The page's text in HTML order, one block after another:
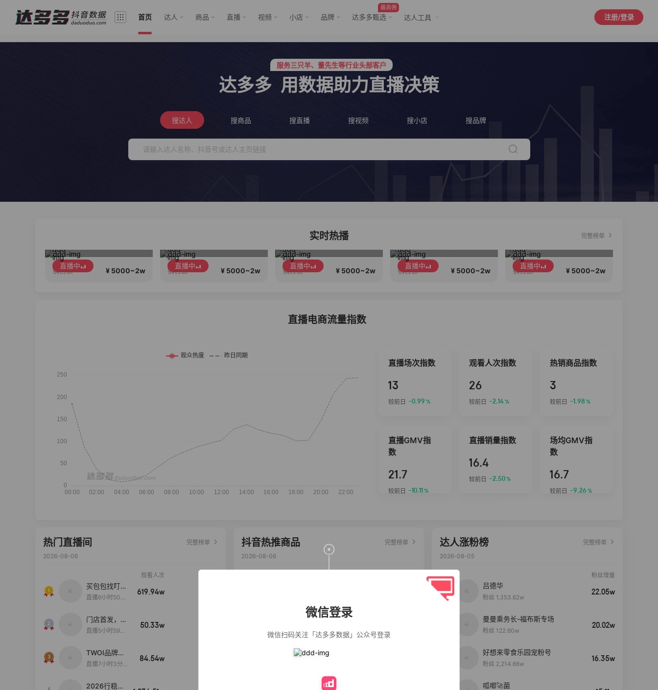
首页 达人 商品 直播 视频 小店 品牌
最高佣
达多多甄选 达人工具 注册/登录
微信登录
微信扫码关注「达多多数据」公众号登录
服务三只羊、董先生等行业头部客户
行业价格屠夫，年卡会员低至798/年
行业价格屠夫，年卡会员低至798/年
达多多 用数据助力直播决策
搜达人 搜商品 搜直播 搜视频 搜小店 搜品牌
实时热播 完整榜单
直播中
销售额 ¥ 5000~2w
直播中
销售额 ¥ 5000~2w
直播中
销售额 ¥ 5000~2w
直播中
销售额 ¥ 5000~2w
直播中
销售额 ¥ 5000~2w
直播电商流量指数
直播场次指数
13
较前日 -0.99 %
观看人次指数
26
较前日 -2.14%
热销商品指数
3
较前日 -1.98 %
直播GMV指
数
21.7
较前日 -10.11 %
直播销量指数
16.4
较前日 -2.50%
场均GMV指
数
16.7
较前日 -9.26 %
热门直播间
完整榜单
2026-08-06
观看人次
买包包找叮
当,一折购！
直播6小时50分
619.94w
门店首发，秋
款大上新！！
直播5小时59分
50.33w
TWOI品牌直
播间新款上
直播7小时3分5
84.54w
2026行稳致
抖音热推商品
完整榜单
2026-08-06
重油污去油王污
渍清洁剂油烟净
污渍除菌除螨3倍
一品欢【10包鲜
免煮开袋即食劲
艾草抽绳式免撕
达人涨粉榜
完整榜单
2026-08-05
粉丝增量
吕德华
粉丝 1,353.62w
22.05w
曼曼乘务长-福布斯专场
粉丝 122.60w
20.02w
好想来零食乐园宠粉号
粉丝 2,214.66w
16.35w
呱唧🚀菌